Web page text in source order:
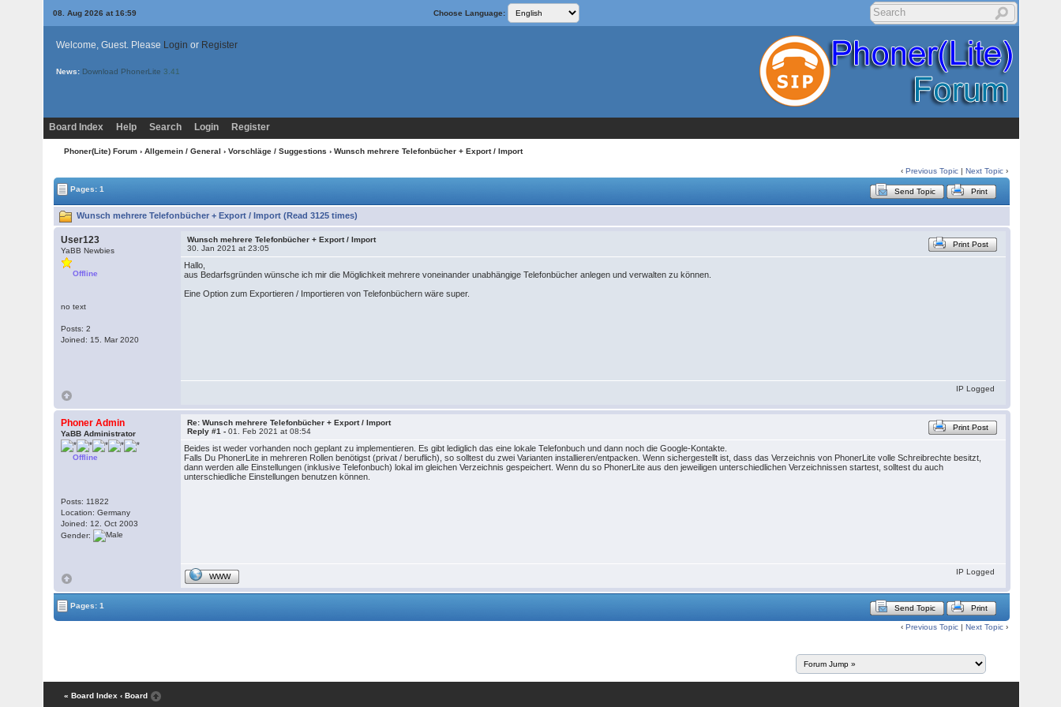
08. Aug 2026 at 16:59 Choose Language:
Welcome, Guest. Please Login or Register
News: Download PhonerLite 3.41
Board Index Help Search Login Register
Phoner(Lite) Forum › Allgemein / General › Vorschläge / Suggestions › Wunsch mehrere Telefonbücher + Export / Import
‹Previous Topic |Next Topic ›
Pages: 1 Send Topic Print
Wunsch mehrere Telefonbücher + Export / Import (Read 3125 times)
User123
YaBB Newbies
Offline
no text
Posts: 2
Joined: 15. Mar 2020
Wunsch mehrere Telefonbücher + Export / Import
30. Jan 2021 at 23:05
Print Post
Hallo,
aus Bedarfsgründen wünsche ich mir die Möglichkeit mehrere voneinander unabhängige Telefonbücher anlegen und verwalten zu können.
Eine Option zum Exportieren / Importieren von Telefonbüchern wäre super.
IP Logged
Phoner Admin
YaBB Administrator
Offline
Posts: 11822
Location: Germany
Joined: 12. Oct 2003
Gender:
Re: Wunsch mehrere Telefonbücher + Export / Import
Reply #1 -01. Feb 2021 at 08:54 Print Post
Beides ist weder vorhanden noch geplant zu implementieren. Es gibt lediglich das eine lokale Telefonbuch und dann noch die Google-Kontakte.
Falls Du PhonerLite in mehreren Rollen benötigst (privat / beruflich), so solltest du zwei Varianten installieren/entpacken. Wenn sichergestellt ist, dass das Verzeichnis von PhonerLite volle Schreibrechte besitzt,
dann werden alle Einstellungen (inklusive Telefonbuch) lokal im gleichen Verzeichnis gespeichert. Wenn du so PhonerLite aus den jeweiligen unterschiedlichen Verzeichnissen startest, solltest du auch
unterschiedliche Einstellungen benutzen können.
WWW
IP Logged
Pages: 1 Send Topic Print
‹Previous Topic |Next Topic ›
« Board Index ‹ Board